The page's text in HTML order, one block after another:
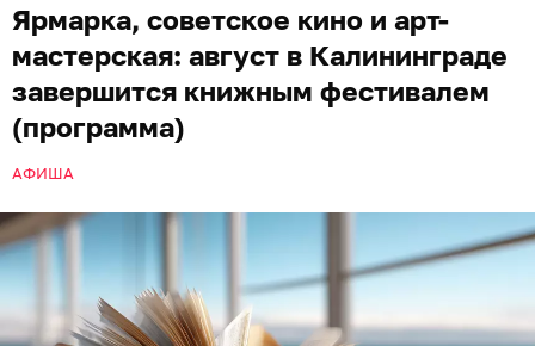
Ярмарка, советское кино и арт-
мастерская: август в Калининграде
завершится книжным фестивалем
(программа)
АФИША